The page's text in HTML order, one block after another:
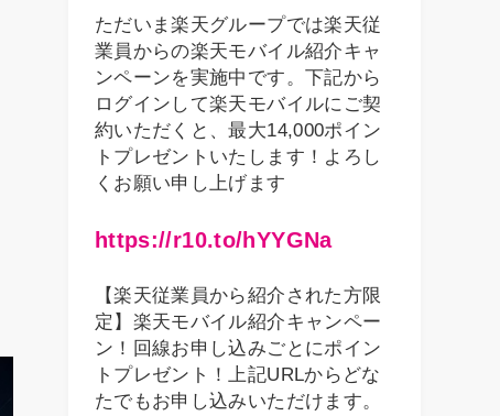
ただいま楽天グループでは楽天従
業員からの楽天モバイル紹介キャ
ンペーンを実施中です。下記から
ログインして楽天モバイルにご契
約いただくと、最大14,000ポイン
トプレゼントいたします！よろし
くお願い申し上げます
https://r10.to/hYYGNa
【楽天従業員から紹介された方限
定】楽天モバイル紹介キャンペー
ン！回線お申し込みごとにポイン
トプレゼント！上記URLからどな
たでもお申し込みいただけます。